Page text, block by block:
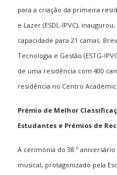
para a criação da primeira
e Lazer (ESDL-IPVC),
capacidade para 21 camas.
Tecnologia e Gestão (ESTG-
de uma residência com 400
residência no Centro
Prémio de Melhor
Estudantes e Prémios de
A cerimónia do 38.º
musical, protagonizado pela